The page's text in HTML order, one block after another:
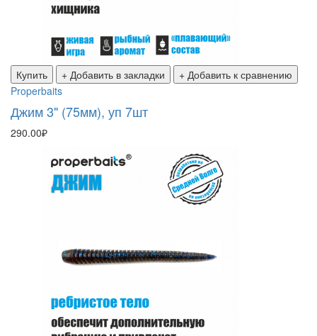
Купить + Добавить в закладки
+ Добавить к сравнению
Properbaits
Джим 3" (75мм), уп 7шт
290.00₽